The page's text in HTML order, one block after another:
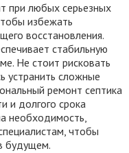
при любых серьезных
избежать
восстановления.
стабильную
Не стоит рисковать
устранить сложные
ремонт септика
и долгого срока
необходимость,
чтобы
будущем.